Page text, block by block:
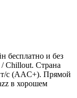
бесплатно и без
Chillout. Страна
с (AAC+). Прямой
в хорошем